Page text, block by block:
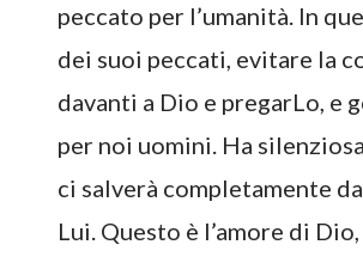
peccato per l’umanità. In
dei suoi peccati, evitare la
davanti a Dio e pregarLo, e
per noi uomini. Ha
ci salverà completamente
Lui. Questo è l’amore di